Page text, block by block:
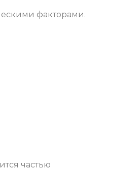
факторами.
частью